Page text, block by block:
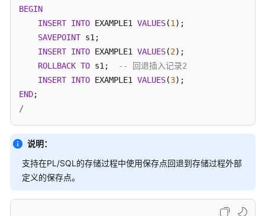
开
发
指
南
（集
_V2.0-
3.x）
开
指
BEGIN
INSERT INTO EXAMPLE1 VALUES(1 );
SAVEPOINT s1;
INSERT INTO EXAMPLE1 VALUES(2);
ROLLBACK TO s1;
-- 回退插入记录2
INSERT INTO EXAMPLE1 VALUES(3
END
/
说明：
支持在PL/SQL的存储过程中使用保存点回退到存储过程外部
定义的保存点。